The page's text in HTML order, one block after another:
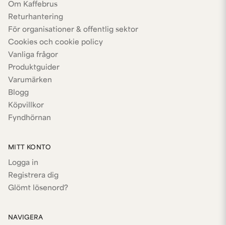
Om Kaffebrus
Returhantering
För organisationer & offentlig sektor
Cookies och cookie policy
Vanliga frågor
Produktguider
Varumärken
Blogg
Köpvillkor
Fyndhörnan
MITT KONTO
Logga in
Registrera dig
Glömt lösenord?
NAVIGERA